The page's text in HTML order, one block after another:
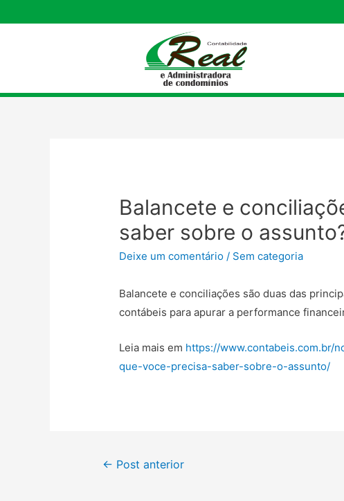
Balancete e
saber sobre o
Deixe um comentário / Sem categoria
Balancete e conciliações são duas das
contábeis para apurar a performance
Leia mais em https://www.contabeis.com.br/
que-voce-precisa-saber-sobre-o-assunto/
← Post anterior